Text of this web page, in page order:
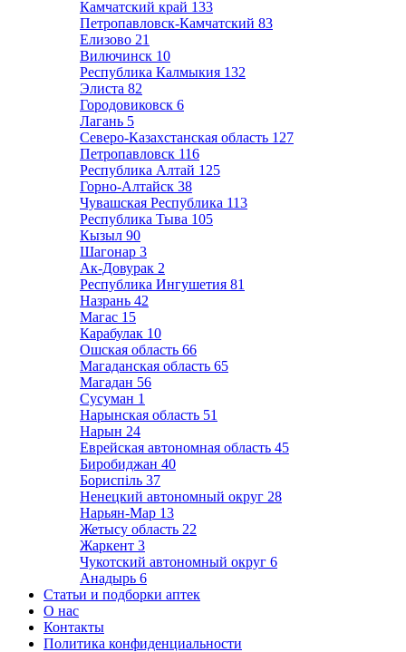
Камчатский край 133
Петропавловск-Камчатский 83
Елизово 21
Вилючинск 10
Республика Калмыкия 132
Элиста 82
Городовиковск 6
Лагань 5
Северо-Казахстанская область 127
Петропавловск 116
Республика Алтай 125
Горно-Алтайск 38
Чувашская Республика 113
Республика Тыва 105
Кызыл 90
Шагонар 3
Ак-Довурак 2
Республика Ингушетия 81
Назрань 42
Магас 15
Карабулак 10
Ошская область 66
Магаданская область 65
Магадан 56
Сусуман 1
Нарынская область 51
Нарын 24
Еврейская автономная область 45
Биробиджан 40
Бориспіль 37
Ненецкий автономный округ 28
Нарьян-Мар 13
Жетысу область 22
Жаркент 3
Чукотский автономный округ 6
Анадырь 6
Статьи и подборки аптек
О нас
Контакты
Политика конфиденциальности